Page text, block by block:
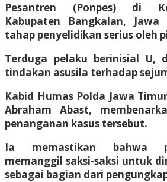
Pesantren (Ponpes) di
Kabupaten Bangkalan, Jawa
tahap penyelidikan serius oleh
Terduga pelaku berinisial U,
tindakan asusila terhadap
Kabid Humas Polda Jawa
Abraham Abast,
penanganan kasus tersebut.
Ia memastikan bahwa
memanggil saksi-saksi untuk
sebagai bagian dari